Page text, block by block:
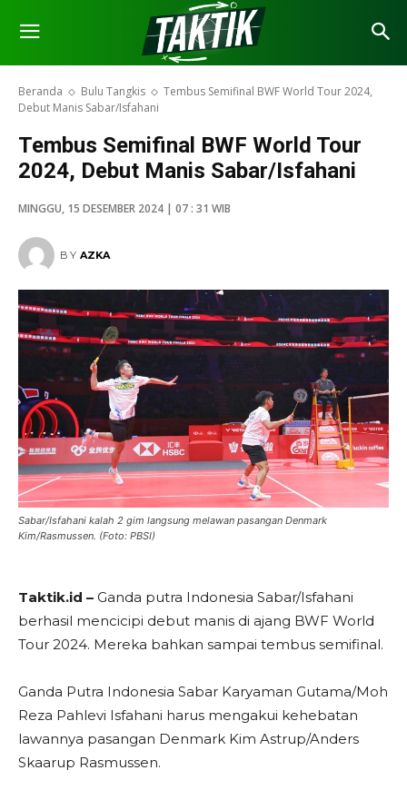
Beranda Bulu Tangkis
Tembus Semifinal BWF World Tour 2024,
Debut Manis Sabar/Isfahani
Tembus Semifinal BWF World Tour
2024, Debut Manis Sabar/Isfahani
MINGGU, 15 DESEMBER 2024 | 07 : 31 WIB
BY AZKA
Sabar/Isfahani kalah 2 gim langsung melawan pasangan Denmark
Kim/Rasmussen. (Foto: PBSI)
Taktik.id – Ganda putra Indonesia Sabar/Isfahani
berhasil mencicipi debut manis di ajang BWF World
Tour 2024. Mereka bahkan sampai tembus semifinal.
Ganda Putra Indonesia Sabar Karyaman Gutama/Moh
Reza Pahlevi Isfahani harus mengakui kehebatan
lawannya pasangan Denmark Kim Astrup/Anders
Skaarup Rasmussen.